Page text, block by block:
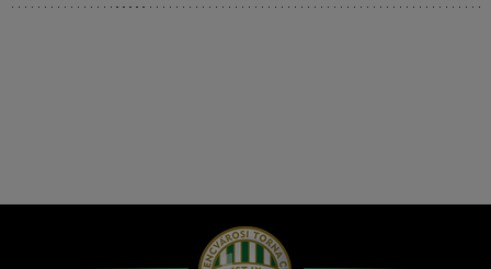
Hírek